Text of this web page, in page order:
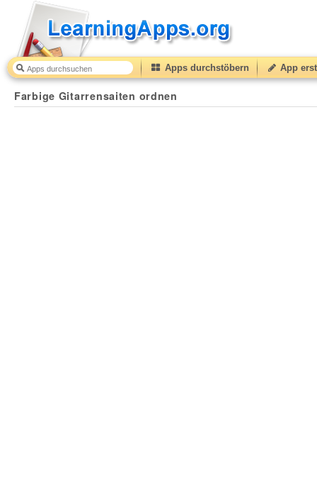
Apps durchstöbern App
Farbige Gitarrensaiten ordnen